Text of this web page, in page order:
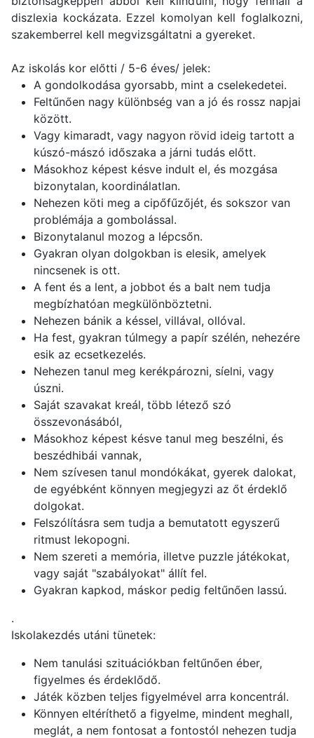
diszlexia kockázata. Ezzel komolyan kell foglalkozni,
szakemberrel kell megvizsgáltatni a gyereket.
Az iskolás kor előtti / 5-6 éves/ jelek:
A gondolkodása gyorsabb, mint a cselekedetei.
Feltűnően nagy különbség van a jó és rossz napjai
között.
Vagy kimaradt, vagy nagyon rövid ideig tartott a
kúszó-mászó időszaka a járni tudás előtt.
Másokhoz képest késve indult el, és mozgása
bizonytalan, koordinálatlan.
Nehezen köti meg a cipőfűzőjét, és sokszor van
problémája a gombolással.
Bizonytalanul mozog a lépcsőn.
Gyakran olyan dolgokban is elesik, amelyek
nincsenek is ott.
A fent és a lent, a jobbot és a balt nem tudja
megbízhatóan megkülönböztetni.
Nehezen bánik a késsel, villával, ollóval.
Ha fest, gyakran túlmegy a papír szélén, nehezére
esik az ecsetkezelés.
Nehezen tanul meg kerékpározni, síelni, vagy
úszni.
Saját szavakat kreál, több létező szó
összevonásából,
Másokhoz képest késve tanul meg beszélni, és
beszédhibái vannak,
Nem szívesen tanul mondókákat, gyerek dalokat,
de egyébként könnyen megjegyzi az őt érdeklő
dolgokat.
Felszólításra sem tudja a bemutatott egyszerű
ritmust lekopogni.
Nem szereti a memória, illetve puzzle játékokat,
vagy saját "szabályokat" állít fel.
Gyakran kapkod, máskor pedig feltűnően lassú.
.
Iskolakezdés utáni tünetek:
Nem tanulási szituációkban feltűnően éber,
figyelmes és érdeklődő.
Játék közben teljes figyelmével arra koncentrál.
Könnyen eltéríthető a figyelme, mindent meghall,
meglát, a nem fontosat a fontostól nehezen tudja